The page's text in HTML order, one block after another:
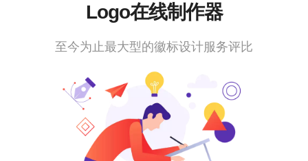
Logo在线制作器
至今为止最大型的徽标设计服务评比